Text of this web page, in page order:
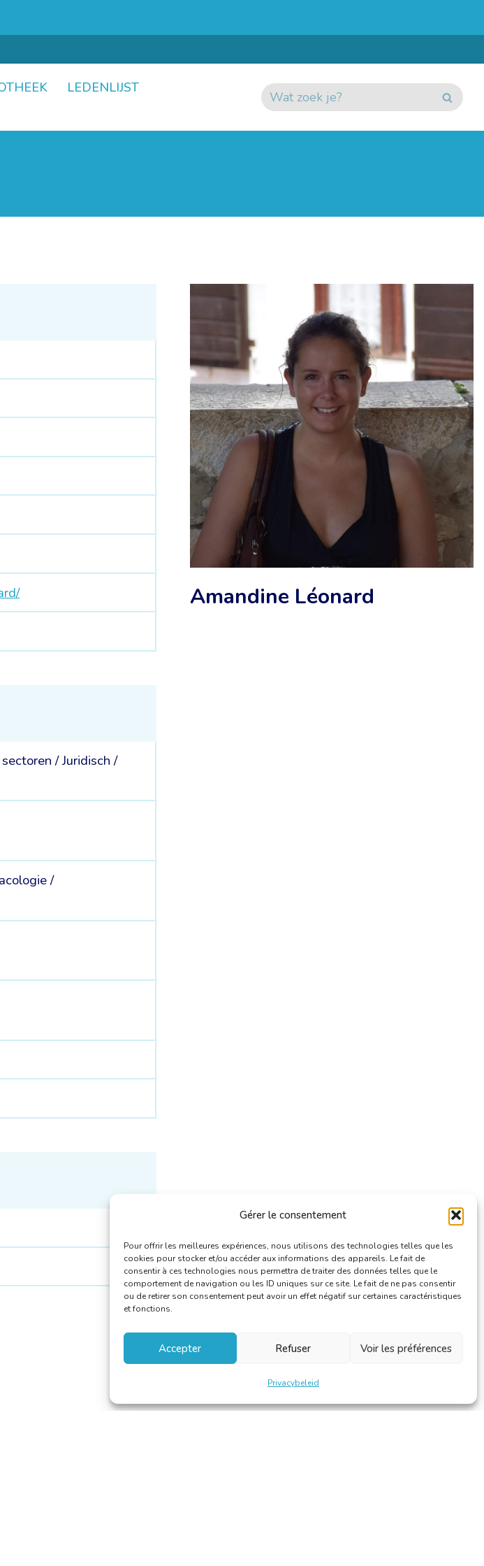
Gérer le consentement
Pour offrir les meilleures expériences, nous utilisons des technologies telles que les
cookies pour stocker et/ou accéder aux informations des appareils. Le fait de
consentir à ces technologies nous permettra de traiter des données telles que le
comportement de navigation ou les ID uniques sur ce site. Le fait de ne pas consentir
ou de retirer son consentement peut avoir un effet négatif sur certaines caractéristiques
et fonctions.
Accepter Refuser Voir les préférences
Privacybeleid
LEDENLIJST
/Juridisch /
/
Amandine Léonard